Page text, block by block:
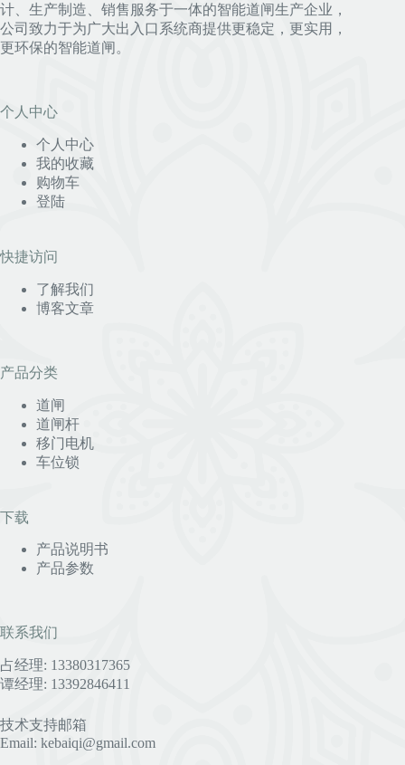
计、生产制造、销售服务于一体的智能道闸生产企业，
公司致力于为广大出入口系统商提供更稳定，更实用，
更环保的智能道闸。
个人中心
个人中心
我的收藏
购物车
登陆
快捷访问
了解我们
博客文章
产品分类
道闸
道闸杆
移门电机
车位锁
下载
产品说明书
产品参数
联系我们
占经理: 13380317365
谭经理: 13392846411
技术支持邮箱
Email: kebaiqi@gmail.com